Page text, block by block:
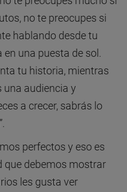
no te preocupes si
hablando desde tu
una puesta de sol.
tu historia, mientras
una audiencia y
a crecer, sabrás lo
perfectos y eso es
que debemos mostrar
les gusta ver